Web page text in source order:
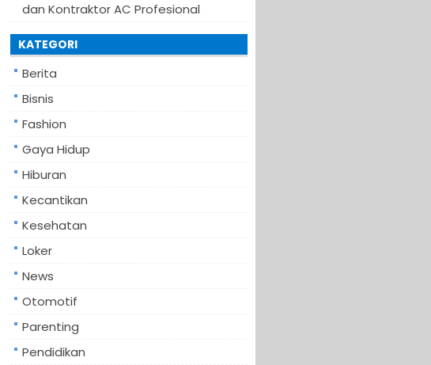
dan Kontraktor AC Profesional
KATEGORI
Berita
Bisnis
Fashion
Gaya Hidup
Hiburan
Kecantikan
Kesehatan
Loker
News
Otomotif
Parenting
Pendidikan